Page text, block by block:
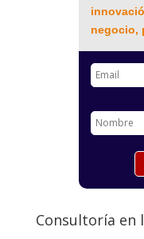
negocio,
Consultoría en